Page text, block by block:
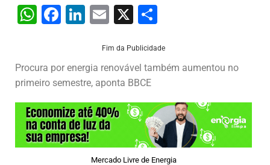
W
s
A
p
p
F
e
b
o
o
k
Li
e
dI
n
E
ai
l
X
ar
e
Fim da Publicidade
Procura por energia renovável também aumentou no
primeiro semestre, aponta BBCE
Mercado Livre de Energia